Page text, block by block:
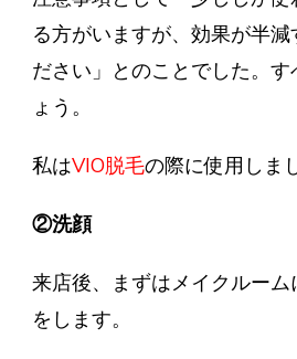
る方がいますが、効果が半減
ださい」とのことでした。す
ょう。
私はVIO脱毛の際に使用しま
②洗顔
来店後、まずはメイクルー
をします。